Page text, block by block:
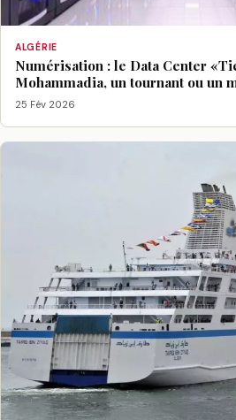
ALGÉRIE
Numérisation : le Data Center
Mohammadia, un tournant ou un
25 Fév 2026